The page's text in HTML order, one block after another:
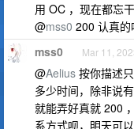
用 OC ，现在都忘
@mss0 200 认真的
mss0 Mar 11,
@Aelius 按你描述
多少时间，除非说
就能弄好真就 200
系方式呗，明天可